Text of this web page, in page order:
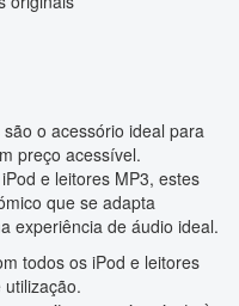
são o acessório ideal para
preço acessível.
e leitores MP3, estes
que se adapta
experiência de áudio ideal.
todos os iPod e leitores